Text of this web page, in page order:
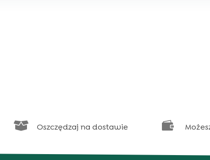
 Oszczędzaj na dostawie 